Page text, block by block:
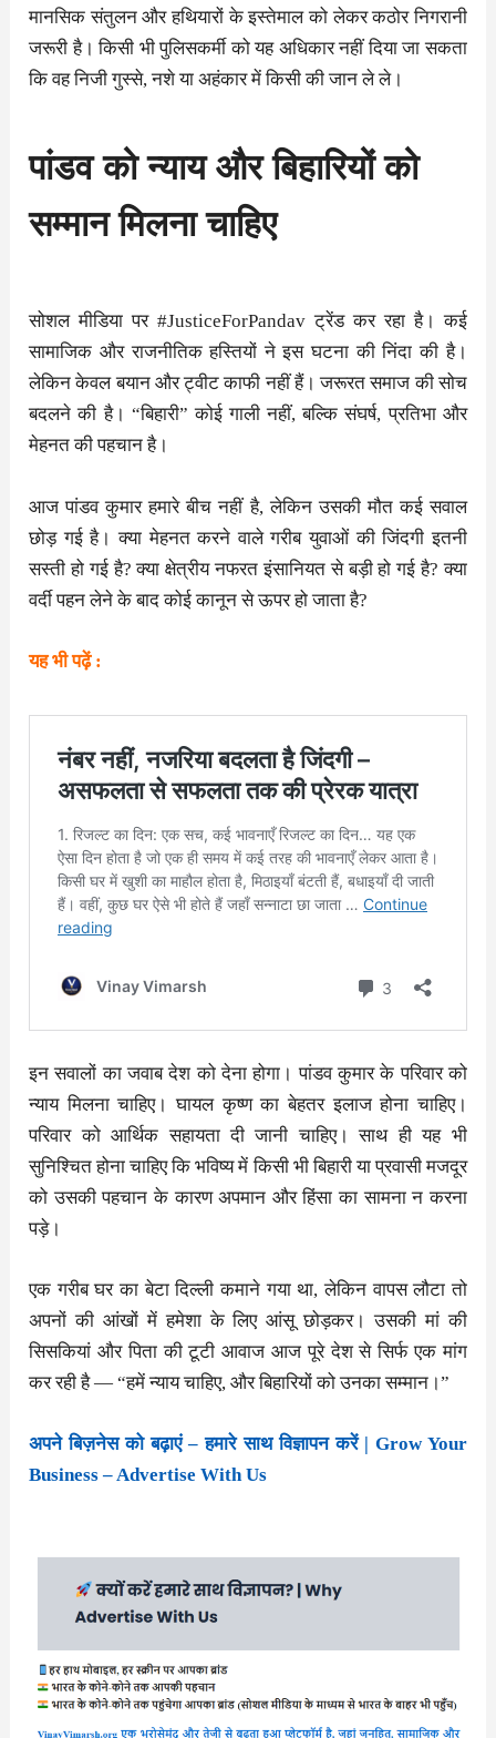
मानसिक संतुलन और हथियारों के इस्तेमाल को लेकर कठोर निगरानी
जरूरी है। किसी भी पुलिसकर्मी को यह अधिकार नहीं दिया जा सकता
कि वह निजी गुस्से, नशे या अहंकार में किसी की जान ले ले।
पांडव को न्याय और बिहारियों को
सम्मान मिलना चाहिए
सोशल मीडिया पर #JusticeForPandav ट्रेंड कर रहा है। कई
सामाजिक और राजनीतिक हस्तियों ने इस घटना की निंदा की है।
लेकिन केवल बयान और ट्वीट काफी नहीं हैं। जरूरत समाज की सोच
बदलने की है। “बिहारी” कोई गाली नहीं, बल्कि संघर्ष, प्रतिभा और
मेहनत की पहचान है।
आज पांडव कुमार हमारे बीच नहीं है, लेकिन उसकी मौत कई सवाल
छोड़ गई है। क्या मेहनत करने वाले गरीब युवाओं की जिंदगी इतनी
सस्ती हो गई है? क्या क्षेत्रीय नफरत इंसानियत से बड़ी हो गई है? क्या
वर्दी पहन लेने के बाद कोई कानून से ऊपर हो जाता है?
यह भी पढ़ें :
इन सवालों का जवाब देश को देना होगा। पांडव कुमार के परिवार को
न्याय मिलना चाहिए। घायल कृष्ण का बेहतर इलाज होना चाहिए।
परिवार को आर्थिक सहायता दी जानी चाहिए। साथ ही यह भी
सुनिश्चित होना चाहिए कि भविष्य में किसी भी बिहारी या प्रवासी मजदूर
को उसकी पहचान के कारण अपमान और हिंसा का सामना न करना
पड़े।
एक गरीब घर का बेटा दिल्ली कमाने गया था, लेकिन वापस लौटा तो
अपनों की आंखों में हमेशा के लिए आंसू छोड़कर। उसकी मां की
सिसकियां और पिता की टूटी आवाज आज पूरे देश से सिर्फ एक मांग
कर रही है — “हमें न्याय चाहिए, और बिहारियों को उनका सम्मान।”
अपने बिज़नेस को बढ़ाएं – हमारे साथ विज्ञापन करें | Grow Your
Business – Advertise With Us